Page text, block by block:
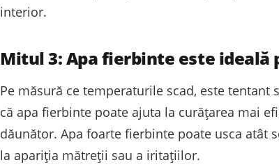
interior.
Mitul 3: Apa fierbinte este ideală
Pe măsură ce temperaturile scad, este
că apa fierbinte poate ajuta la curățarea mai
dăunător. Apa foarte fierbinte poate usca atât
la apariția mătreții sau a iritațiilor.